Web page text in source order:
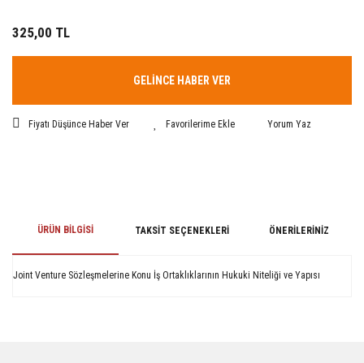
325,00 TL
GELİNCE HABER VER
Fiyatı Düşünce Haber Ver Yorum Yaz
ÜRÜN BILGISI TAKSIT SEÇENEKLERI ÖNERILERINIZ
Joint Venture Sözleşmelerine Konu İş Ortaklıklarının Hukuki Niteliği ve Yapısı